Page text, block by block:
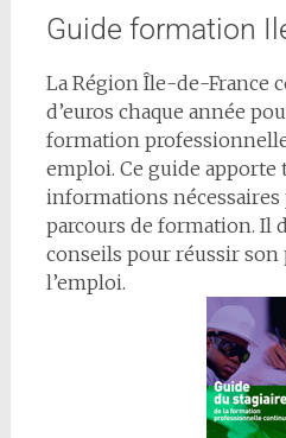
Guide formation
La Région Île-de-France
d’euros chaque année
formation
emploi. Ce guide apporte
informations
parcours de formation. Il
conseils pour réussir son
l’emploi.